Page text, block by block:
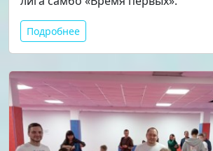
Подробнее